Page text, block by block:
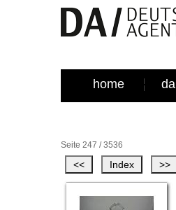
home da
Seite 247 / 3536